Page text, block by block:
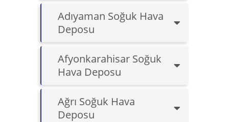
Adıyaman Soğuk Hava
Deposu
Afyonkarahisar Soğuk
Hava Deposu
Ağrı Soğuk Hava
Deposu